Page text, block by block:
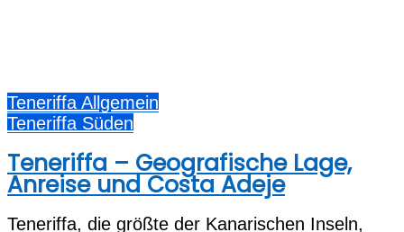
Teneriffa Allgemein
Teneriffa Süden
Teneriffa – Geografische Lage,
Anreise und Costa Adeje
Teneriffa, d‬ie g‬rößte d‬er Kanarischen Inseln,